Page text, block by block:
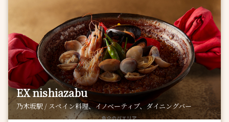
EX nishiazabu
乃木坂駅 / スペイン料理、イノベーティブ、ダイニングバー